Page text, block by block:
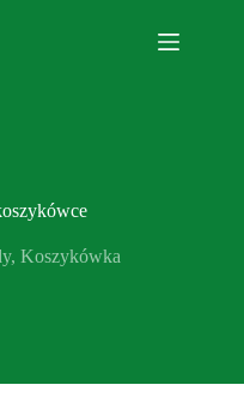
, Koszykówka